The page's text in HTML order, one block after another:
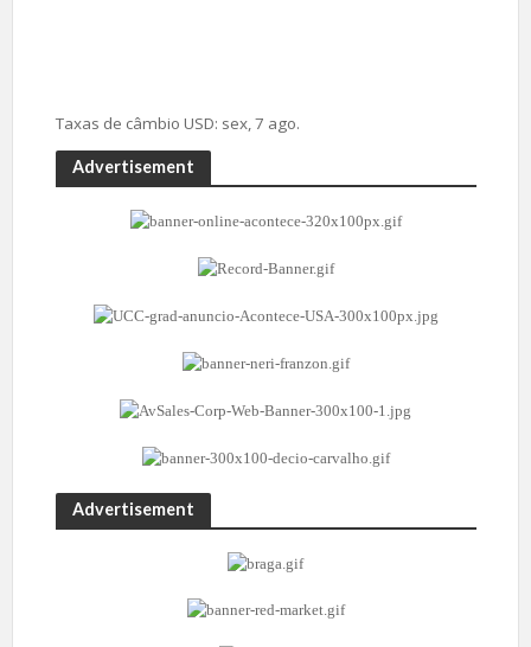
Taxas de câmbio USD: sex, 7 ago.
Advertisement
Advertisement